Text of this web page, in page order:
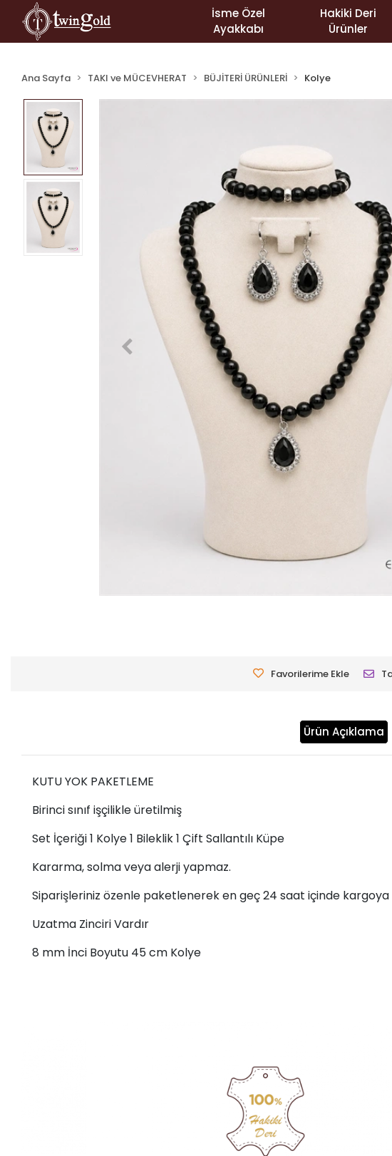
İsme Özel
Ayakkabı
Hakiki Deri
Ürünler
Ana Sayfa TAKI ve MÜCEVHERAT BÜJİTERİ ÜRÜNLERİ Kolye
Favorilerime Ekle
Ürün Açıklama
KUTU YOK PAKETLEME
Birinci sınıf işçilikle üretilmiş
Set İçeriği 1 Kolye 1 Bileklik 1 Çift Sallantılı Küpe
Kararma, solma veya alerji yapmaz.
Siparişleriniz özenle paketlenerek en geç 24 saat içinde
Uzatma Zinciri Vardır
8 mm İnci Boyutu 45 cm Kolye